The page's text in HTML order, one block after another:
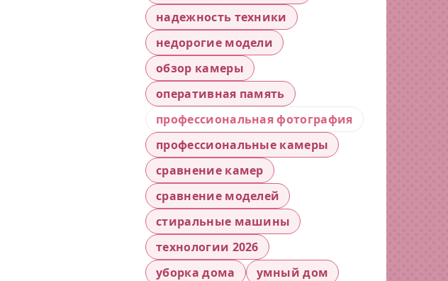
надежность техники
недорогие модели
обзор камеры
оперативная память
профессиональная фотография
профессиональные камеры
сравнение камер
сравнение моделей
стиральные машины
технологии 2026
уборка дома
умный дом